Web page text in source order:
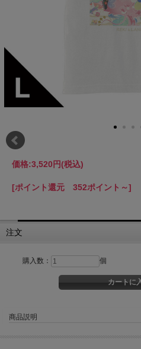
価格:3,520円(税込)
[ポイント還元 352ポイント～]
注文
購入数： 個
商品説明